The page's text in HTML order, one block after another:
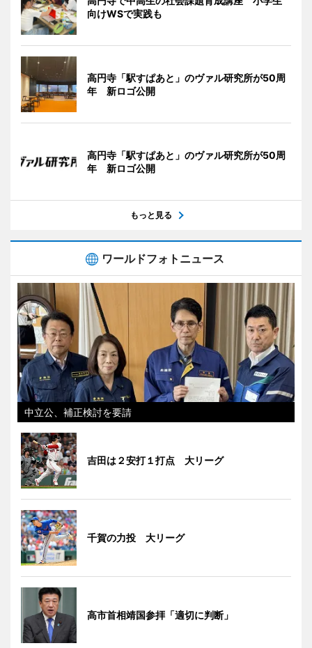
向けWSで実践も
高円寺「駅すぱあと」のヴァル研究所が50周
年 新ロゴ公開
高円寺「駅すぱあと」のヴァル研究所が50周
年 新ロゴ公開
もっと見る
ワールドフォトニュース
中立公、補正検討を要請
吉田は２安打１打点 大リーグ
千賀の力投 大リーグ
高市首相靖国参拝「適切に判断」